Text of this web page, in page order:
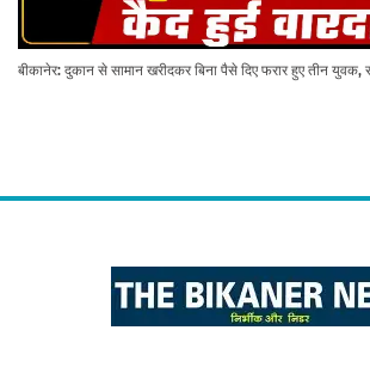
बीकानेर: दुकान से सामान खरीदकर बिना पैसे दिए फरार हुए तीन युवक,